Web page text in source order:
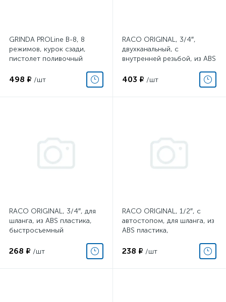
GRINDA PROLine B-8, 8
режимов, курок сзади,
пистолет поливочный
498 ₽ /шт
RACO ORIGINAL, 3/4″,
двухканальный, с
внутренней резьбой, из ABS
распределитель
403 ₽ /шт
RACO ORIGINAL, 3/4″, для
шланга, из ABS пластика,
быстросъемный
268 ₽ /шт
RACO ORIGINAL, 1/2″, с
автостопом, для шланга, из
ABS пластика,
соединитель (4250-5520
238 ₽ /шт